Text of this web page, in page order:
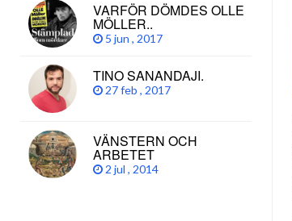
VARFÖR DÖMDES OLLE
MÖLLER..
5 jun , 2017
TINO SANANDAJI.
27 feb , 2017
VÄNSTERN OCH
ARBETET
2 jul , 2014